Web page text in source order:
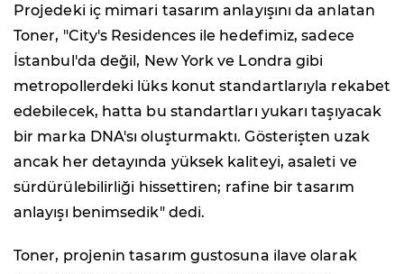
Projedeki iç mimari tasarım anlayışını da anlatan
Toner, "City's Residences ile hedefimiz, sadece
İstanbul'da değil, New York ve Londra gibi
metropollerdeki lüks konut standartlarıyla rekabet
edebilecek, hatta bu standartları yukarı taşıyacak
bir marka DNA'sı oluşturmaktı. Gösterişten uzak
ancak her detayında yüksek kaliteyi, asaleti ve
sürdürülebilirliği hissettiren; rafine bir tasarım
anlayışı benimsedik" dedi.
Toner, projenin tasarım gustosuna ilave olarak